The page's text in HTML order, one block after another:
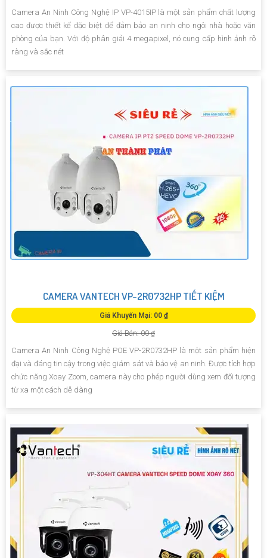
Camera An Ninh Công Nghệ IP VP-4015IP là một sản phẩm chất lượng
cao được thiết kế đặc biệt để đảm bảo an ninh cho ngôi nhà hoặc văn
phòng của bạn. Với độ phân giải 4 megapixel, nó cung cấp hình ảnh rõ
ràng và sắc nét
CAMERA VANTECH VP-2R0732HP TIẾT KIỆM
Giá Khuyến Mại: 00 ₫
Giá Bán: 00 ₫
Camera An Ninh Công Nghệ POE VP-2R0732HP là một sản phẩm hiện
đại và đáng tin cậy trong việc giám sát và bảo vệ an ninh. Được tích hợp
chức năng Xoay Zoom, camera này cho phép người dùng xem đối tượng
từ xa một cách dễ dàng